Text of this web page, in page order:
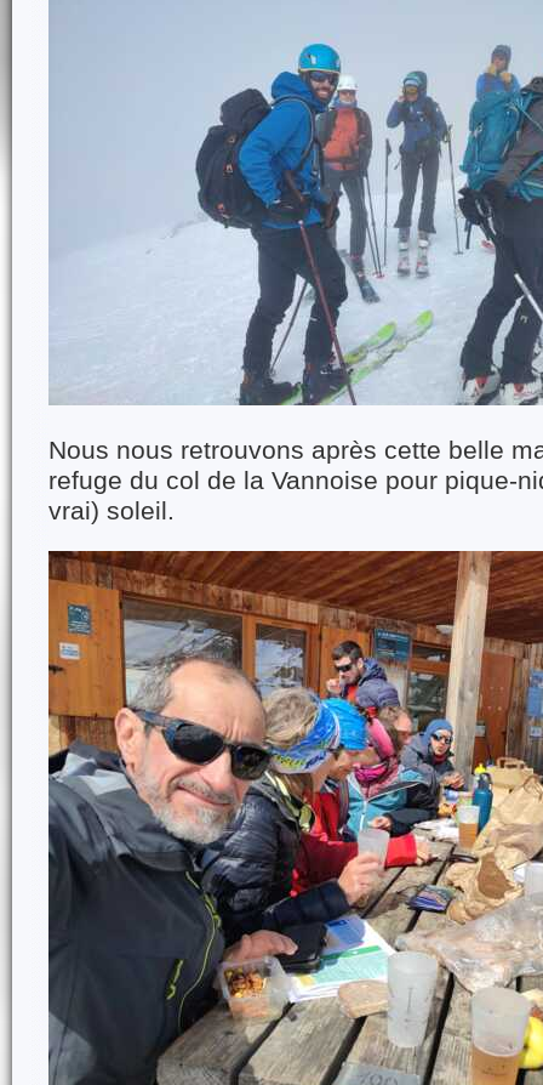
Nous nous retrouvons après cette belle
refuge du col de la Vannoise pour pique-
vrai) soleil.